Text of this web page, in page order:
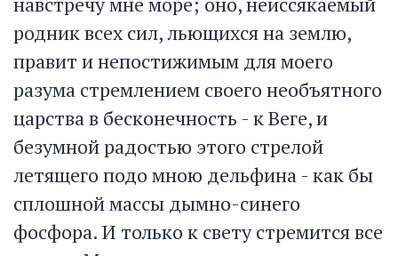
родник всех сил, льющихся на землю,
правит и непостижимым для моего
разума стремлением своего необъятного
царства в бесконечность - к Веге, и
безумной радостью этого стрелой
летящего подо мною дельфина - как бы
сплошной массы дымно-синего
фосфора. И только к свету стремится все